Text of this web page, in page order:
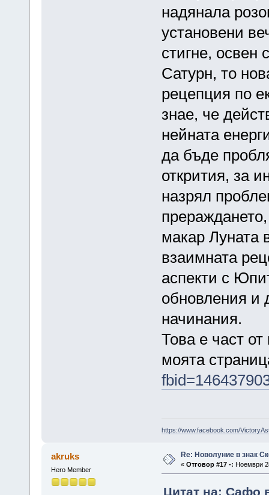
надянала
установени
стигне, освен
Сатурн, то
рецепция по
знае, че
нейната
да бъде
открития, за
назрял
макар Луната
взаимната
аспекти с
обновления и
начинания.
Това е част
моята
https://www.facebook.com/
akruks
Hero Member
Re: Новолуние в знак
« Отговор #17 -: Ноември
Цитат на: Сафо